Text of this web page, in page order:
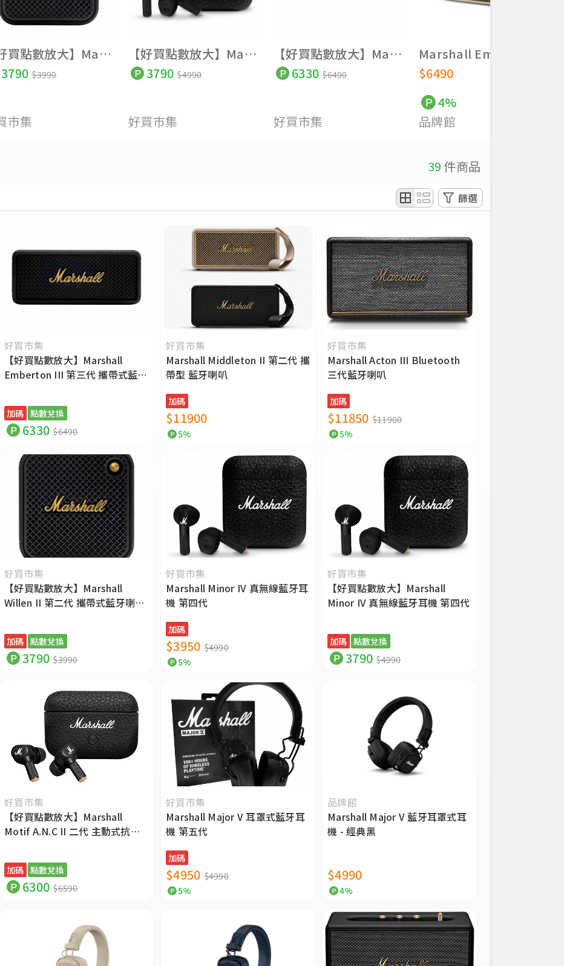
【好買點數放大】Marshall Willen II 第二代 攜帶式藍牙喇叭 全新
3790 $3990
市集
【好買點數放大】Marshall Minor IV 真無線藍牙耳機 第四代
3790 $4990
好買市集
【好買點數放大】Marshall Emberton III 第三代 攜帶式藍牙喇叭
6330 $6490
好買市集
$6490
4%
品牌館
39 件商品
篩選
好買市集
【好買點數放大】Marshall
Emberton III 第三代 攜帶式藍牙
加碼 點數兌換
6330 $6490
好買市集
Marshall Middleton II 第二代 攜
帶型 藍牙喇叭
加碼
$11900
5%
好買市集
Marshall Acton III Bluetooth
三代藍牙喇叭
加碼
$11850 $11900
5%
好買市集
【好買點數放大】Marshall
Willen II 第二代 攜帶式藍牙喇叭
加碼 點數兌換
3790 $3990
好買市集
Marshall Minor IV 真無線藍牙耳
機 第四代
加碼
$3950 $4990
5%
好買市集
【好買點數放大】Marshall
Minor IV 真無線藍牙耳機 第四代
加碼 點數兌換
3790 $4990
好買市集
【好買點數放大】Marshall
Motif A.N.C II 二代 主動式抗噪
加碼 點數兌換
6300 $6590
好買市集
Marshall Major V 耳罩式藍牙耳
機 第五代
加碼
$4950 $4990
5%
品牌館
Marshall Major V 藍牙耳罩式耳
機 - 經典黑
$4990
4%